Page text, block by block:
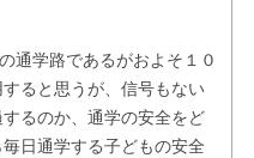
通学路であるがおよそ１０
ると思うが、信号もない
るのか、通学の安全をど
日通学する子どもの安全